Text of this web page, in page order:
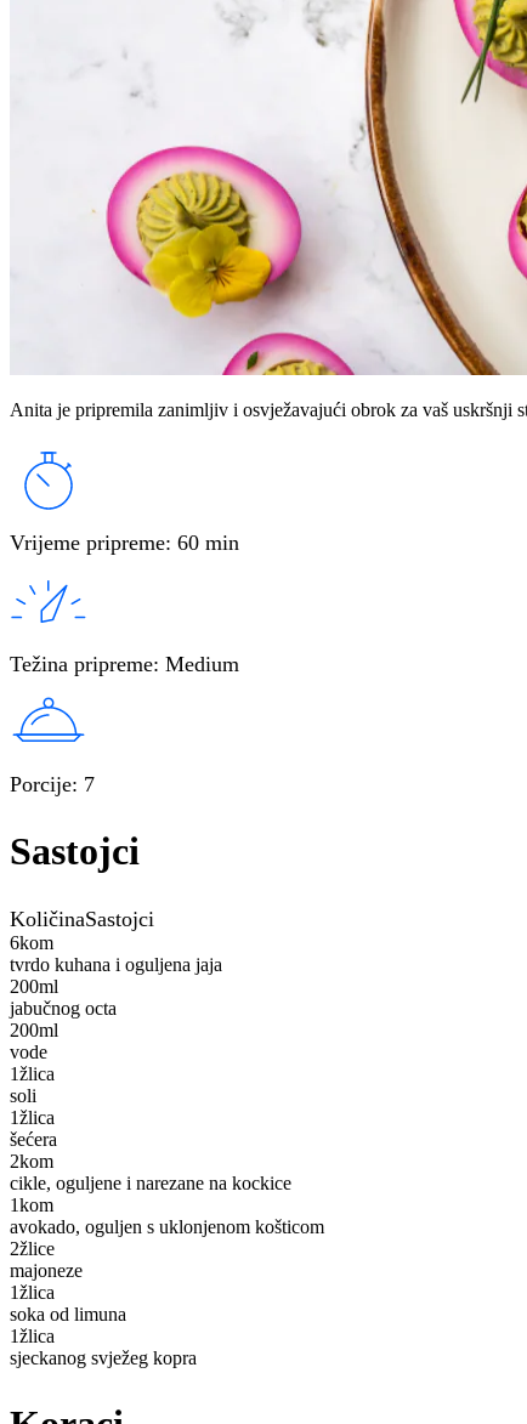
Anita je pripremila zanimljiv i osvježavajući obrok za vaš uskršnji
Vrijeme pripreme: 60 min
Težina pripreme: Medium
Porcije: 7
Sastojci
KoličinaSastojci
6kom
tvrdo kuhana i oguljena jaja
200ml
jabučnog octa
200ml
vode
1žlica
soli
1žlica
šećera
2kom
cikle, oguljene i narezane na kockice
1kom
avokado, oguljen s uklonjenom košticom
2žlice
majoneze
1žlica
soka od limuna
1žlica
sjeckanog svježeg kopra